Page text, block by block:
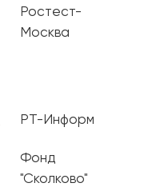
Ростест-
Москва
РТ-Информ
Фонд
"Сколково"